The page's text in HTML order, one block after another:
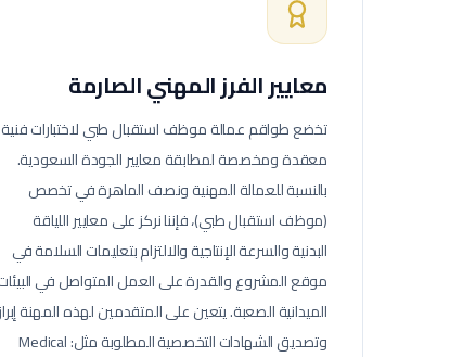
معايير الفرز المهني الصارمة
تخضع طواقم عمالةموظف استقبال طبيلاختبارات فنية
معقدة ومخصصة لمطابقة معايير الجودة السعودية.
بالنسبة للعمالة المهنية ونصف الماهرة في تخصص
(موظف استقبال طبي)، فإننا نركز على معايير اللياقة
البدنية والسرعة الإنتاجية والالتزام بتعليمات السلامة في
موقع المشروع والقدرة على العمل المتواصل في
الميدانية الصعبة.يتعين على المتقدمين لهذه المهنة إبراز
وتصديق الشهادات التخصصية المطلوبة مثل: Medical